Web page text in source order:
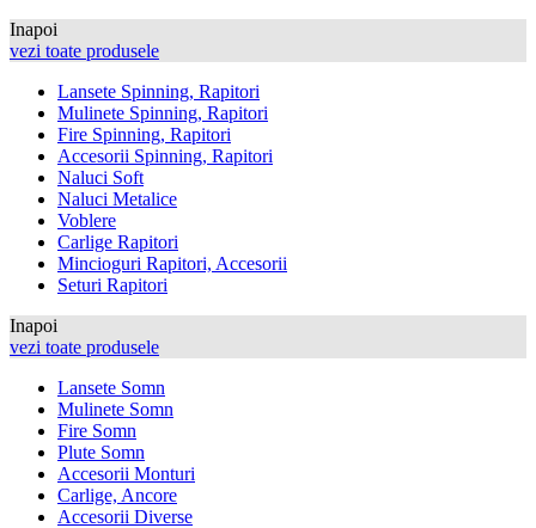
Inapoi
vezi toate produsele
Lansete Spinning, Rapitori
Mulinete Spinning, Rapitori
Fire Spinning, Rapitori
Accesorii Spinning, Rapitori
Naluci Soft
Naluci Metalice
Voblere
Carlige Rapitori
Mincioguri Rapitori, Accesorii
Seturi Rapitori
Inapoi
vezi toate produsele
Lansete Somn
Mulinete Somn
Fire Somn
Plute Somn
Accesorii Monturi
Carlige, Ancore
Accesorii Diverse